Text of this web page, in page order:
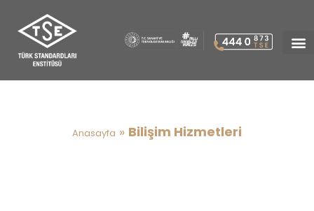
Anasayfa » Bilişim Hizmetleri